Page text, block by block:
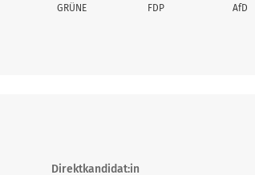
GRÜNE FDP AfD
Direktkandidat:in